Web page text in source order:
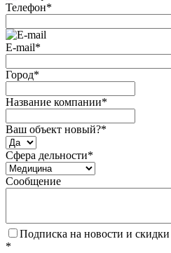
Телефон*
E-mail*
Город*
Название компании*
Ваш объект новый?*
Сфера дельности*
Сообщение
Подписка на новости и скидки
*